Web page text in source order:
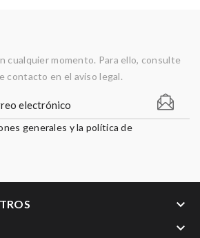
cualquier momento. Para ello, consulte
contacto en el aviso legal.
generales y la política de
keyboard_arrow_down
keyboard_arrow_down